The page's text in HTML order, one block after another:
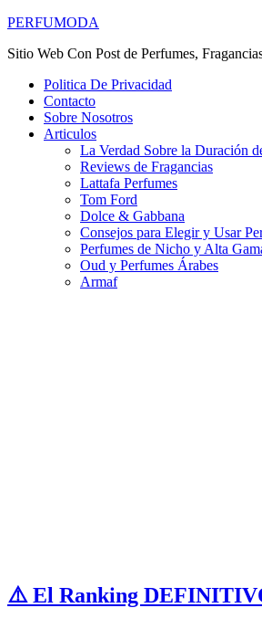
PERFUMODA
Sitio Web Con Post de Perfumes,
Politica De Privacidad
Contacto
Sobre Nosotros
Articulos
La Verdad Sobre la Duración
Reviews de Fragancias
Lattafa Perfumes
Tom Ford
Dolce & Gabbana
Consejos para Elegir y Usar
Perfumes de Nicho y Alta
Oud y Perfumes Árabes
Armaf
⚠️ El Ranking